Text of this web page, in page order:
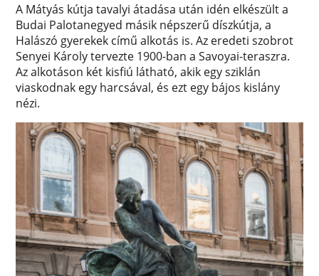
A Mátyás kútja tavalyi átadása után idén elkészült a
Budai Palotanegyed másik népszerű díszkútja, a
Halászó gyerekek című alkotás is. Az eredeti szobrot
Senyei Károly tervezte 1900-ban a Savoyai-teraszra.
Az alkotáson két kisfiú látható, akik egy sziklán
viaskodnak egy harcsával, és ezt egy bájos kislány
nézi.